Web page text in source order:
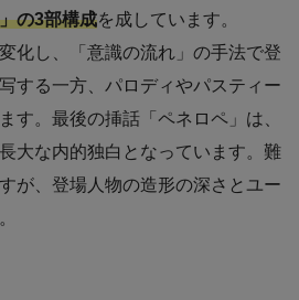
の3部構成を成しています。
化し、「意識の流れ」の手法で登
する一方、パロディやパスティー
す。最後の挿話「ペネロペ」は、
大な内的独白となっています。難
が、登場人物の造形の深さとユー